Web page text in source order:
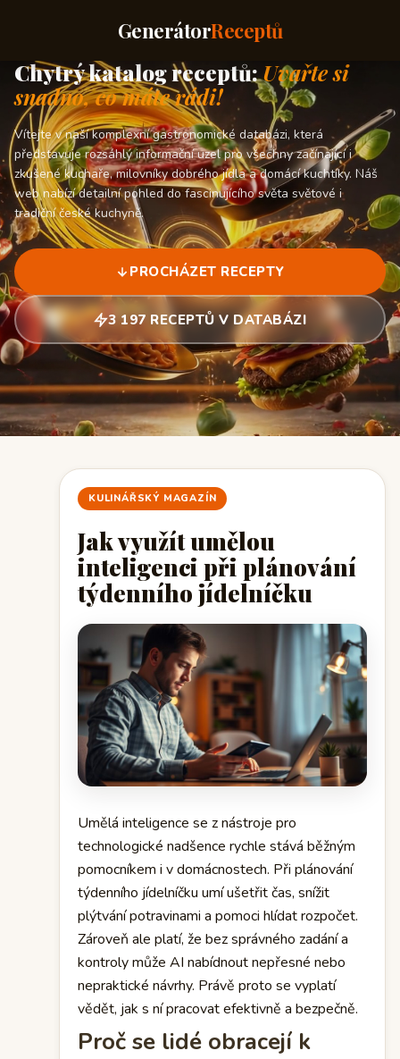
GenerátorReceptů
Chytrý katalog receptů:Uvařte si
snadno, co máte rádi!
Vítejte v naší komplexní gastronomické databázi, která
představuje rozsáhlý informační uzel pro všechny začínající i
zkušené kuchaře, milovníky dobrého jídla a domácí kuchtíky. Náš
web nabízí detailní pohled do fascinujícího světa světové i
tradiční české kuchyně.
PROCHÁZET RECEPTY
3 197 RECEPTŮ V DATABÁZI
KULINÁŘSKÝ MAGAZÍN
Jak využít umělou
inteligenci při plánování
týdenního jídelníčku
Umělá inteligence se z nástroje pro
technologické nadšence rychle stává běžným
pomocníkem i v domácnostech. Při plánování
týdenního jídelníčku umí ušetřit čas, snížit
plýtvání potravinami a pomoci hlídat rozpočet.
Zároveň ale platí, že bez správného zadání a
kontroly může AI nabídnout nepřesné nebo
nepraktické návrhy. Právě proto se vyplatí
vědět, jak s ní pracovat efektivně a bezpečně.
Proč se lidé obracejí k